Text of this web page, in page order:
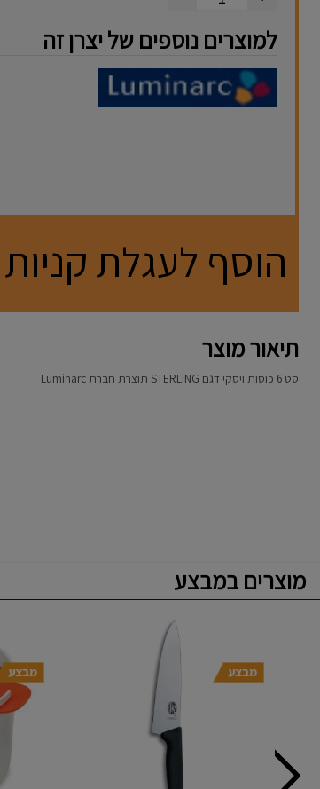
למוצרים נוספים של יצרן זה
הוסף לעגלת קניות
תיאור מוצר
סט 6 כוסות ויסקי דגם STERLING תוצרת חברת Luminarc
מוצרים במבצע